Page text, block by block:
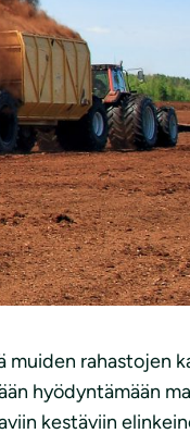
yllätyksenä.
tällaisilta
olla selvää, että
hinnan
poltolle tai
muiden rahastojen
hyödyntämään
kestäviin